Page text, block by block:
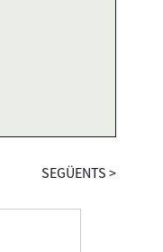
SEGÜENTS >